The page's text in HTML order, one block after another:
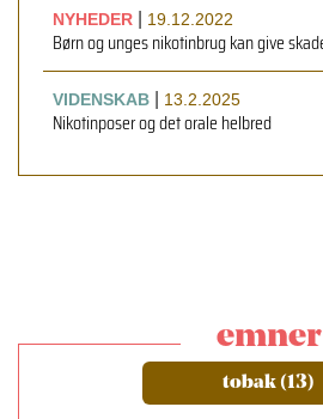
NYHEDER 19.12.2022
Børn og unges nikotinbrug kan give
VIDENSKAB 13.2.2025
Nikotinposer og det orale helbred
emner
tobak (13)